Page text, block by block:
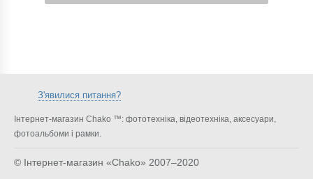
З'явилися питання?
Інтернет-магазин Chako ™: фототехніка, відеотехніка, аксесуари,
фотоальбоми і рамки.
© Інтернет-магазин «Chako» 2007–2020